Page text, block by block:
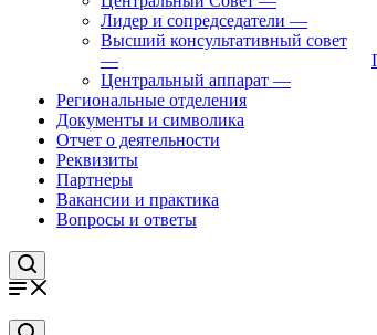
Лидер и сопредседатели —
Высший консультативный совет
—
Центральный аппарат —
Региональные отделения
Документы и символика
Отчет о деятельности
Реквизиты
Партнеры
Вакансии и практика
Вопросы и ответы